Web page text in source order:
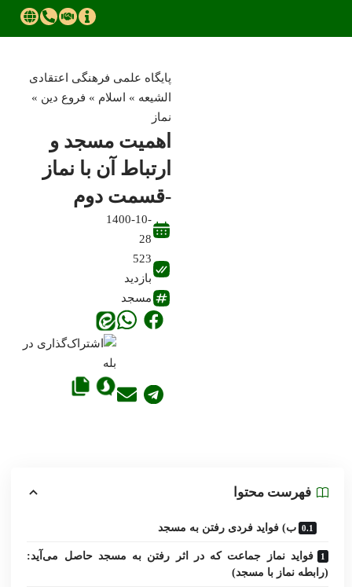
پایگاه علمی فرهنگی اعتقادی
الشیعه » اسلام » فروع دین »
نماز
اهمیت مسجد و
ارتباط آن با نماز
-قسمت دوم
1400-10-
28
523
بازدید
مسجد
فهرست محتوا
ب) فواید فردى رفتن به مسجد
فواید نماز جماعت که در اثر رفتن به مسجد حاصل می‌آید:
(رابطه نماز با مسجد)